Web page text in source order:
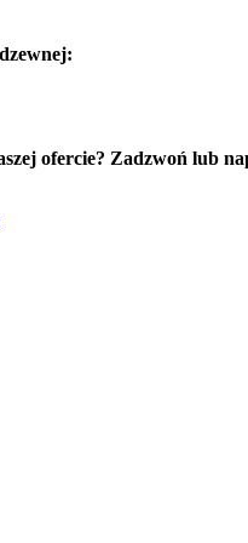
ofercie? Zadzwoń lub